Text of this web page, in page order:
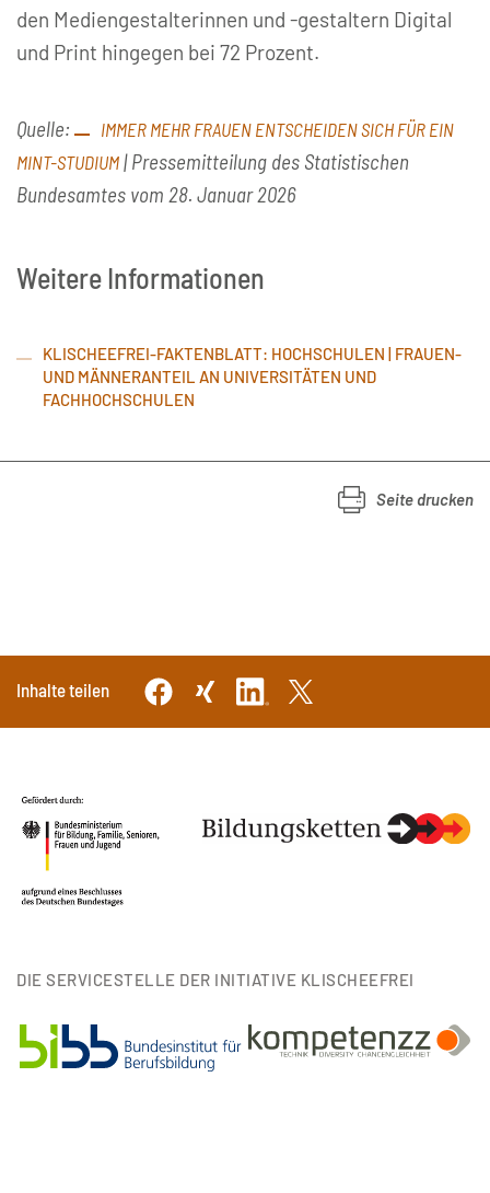
den Mediengestalterinnen und -gestaltern Digital
und Print hingegen bei 72 Prozent.
Quelle:
IMMER MEHR FRAUEN ENTSCHEIDEN SICH FÜR EIN
MINT-STUDIUM | Pressemitteilung des Statistischen
Bundesamtes vom 28. Januar 2026
Weitere Informationen
KLISCHEEFREI-FAKTENBLATT: HOCHSCHULEN | FRAUEN-
UND MÄNNERANTEIL AN UNIVERSITÄTEN UND
FACHHOCHSCHULEN
Seite drucken
Inhalte teilen
DIE SERVICESTELLE DER INITIATIVE KLISCHEEFREI